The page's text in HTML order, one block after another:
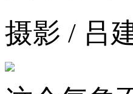
摄影 / 吕